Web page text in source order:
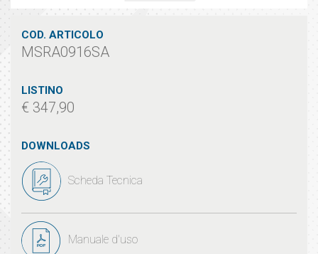
COD. ARTICOLO
MSRA0916SA
LISTINO
€ 347,90
DOWNLOADS
Scheda Tecnica
Manuale d'uso